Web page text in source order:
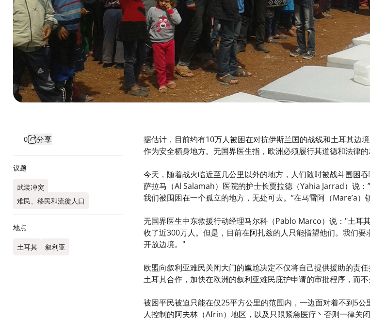
0 分享
议题
武装冲突
难民、移民和流徙人口
地点
土耳其 叙利亚
据估计，目前约有10万人被困在对抗伊斯兰国的战线和土耳其边
作为安全栖身地方。无国界医生指，欧洲必须履行其道德和法律的
今天，随着战火临近至几公里以外的地方，人们随时被战斗围困
萨拉马（Al Salamah）医院的护士长贾拉德（Yahia Jarrad）说
我们被围困在一个孤立的地方，无处可去。”在马雷阿（Mare’a）
无国界医生中东救援行动经理马尔科（Pablo Marco）说："土耳
收了近300万人。但是，目前在阿扎兹的人只能指望他们。我们
开放边境。"
欧盟向叙利亚难民关闭大门的尴尬决定不仅将自己提供援助的责
土耳其合作，加快在欧洲的叙利亚难民庇护申请的审批程序，而
被困平民被迫只能在仅25平方公里的范围内，一边面对着不到5
人控制的阿夫林（Afrin）地区，以及只限紧急医疗丶否则一律关